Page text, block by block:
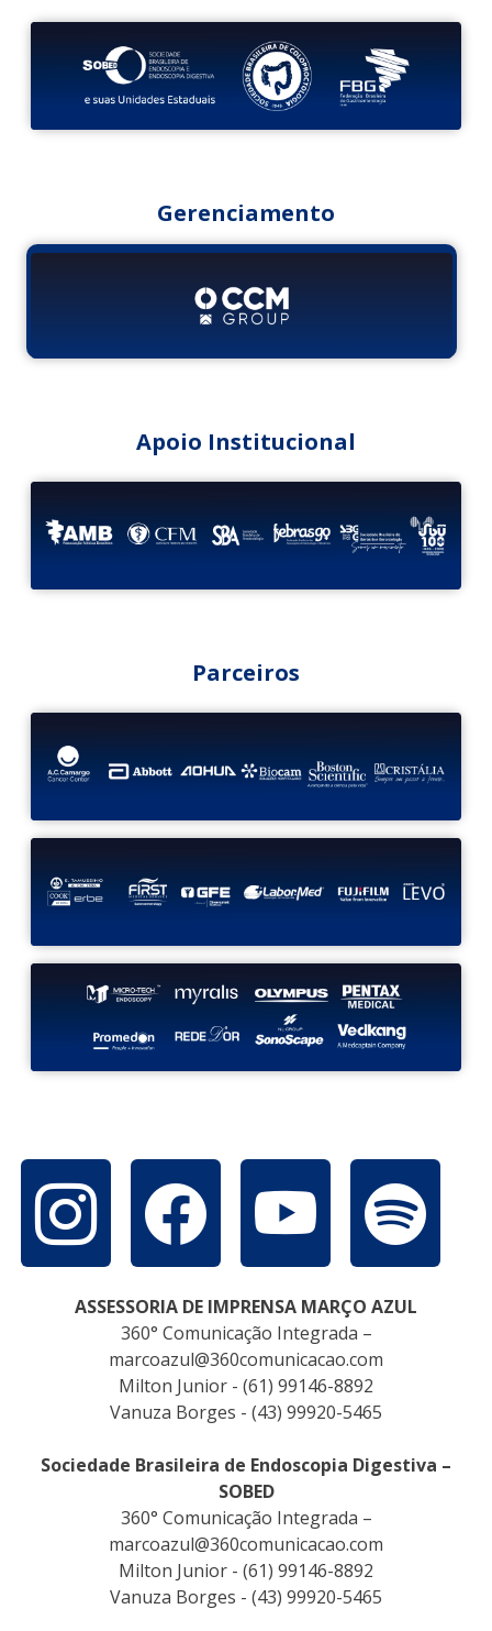
Gerenciamento
Apoio Institucional
Parceiros
ASSESSORIA DE IMPRENSA MARÇO AZUL
360° Comunicação Integrada –
marcoazul@360comunicacao.com
Milton Junior - (61) 99146-8892
Vanuza Borges - (43) 99920-5465
Sociedade Brasileira de Endoscopia Digestiva –
SOBED
360° Comunicação Integrada –
marcoazul@360comunicacao.com
Milton Junior - (61) 99146-8892
Vanuza Borges - (43) 99920-5465